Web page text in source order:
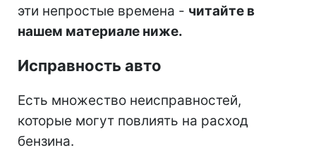
эти непростые времена - читайте в
нашем материале ниже.
Исправность авто
Есть множество неисправностей,
которые могут повлиять на расход
бензина.